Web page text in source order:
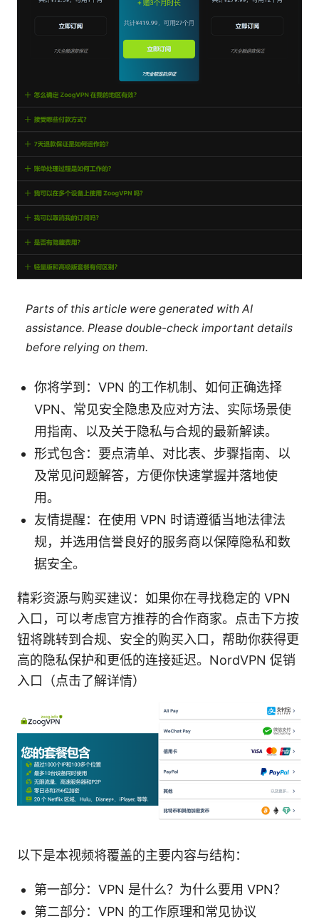
Parts of this article were generated with AI
assistance. Please double-check important details
before relying on them.
你将学到：VPN 的工作机制、如何正确选择
VPN、常见安全隐患及应对方法、实际场景使
用指南、以及关于隐私与合规的最新解读。
形式包含：要点清单、对比表、步骤指南、以
及常见问题解答，方便你快速掌握并落地使
用。
友情提醒：在使用 VPN 时请遵循当地法律法
规，并选用信誉良好的服务商以保障隐私和数
据安全。
精彩资源与购买建议：如果你在寻找稳定的 VPN
入口，可以考虑官方推荐的合作商家。点击下方按
钮将跳转到合规、安全的购买入口，帮助你获得更
高的隐私保护和更低的连接延迟。NordVPN 促销
入口（点击了解详情）
以下是本视频将覆盖的主要内容与结构：
第一部分：VPN 是什么？为什么要用 VPN？
第二部分：VPN 的工作原理和常见协议